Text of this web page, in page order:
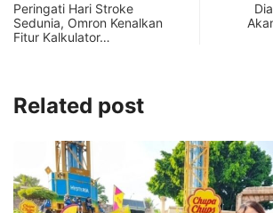
Peringati Hari Stroke
Sedunia, Omron Kenalkan
Fitur Kalkulator…
Related post